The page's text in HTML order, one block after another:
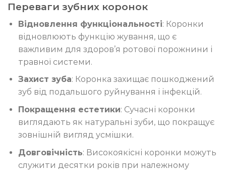
Переваги зубних коронок
Відновлення функціональності: Коронки
відновлюють функцію жування, що є
важливим для здоров’я ротової порожнини і
травної системи.
Захист зуба: Коронка захищає пошкоджений
зуб від подальшого руйнування і інфекцій.
Покращення естетики: Сучасні коронки
виглядають як натуральні зуби, що покращує
зовнішній вигляд усмішки.
Довговічність: Високоякісні коронки можуть
служити десятки років при належному